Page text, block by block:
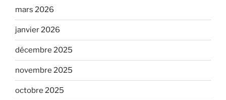
mars 2026
janvier 2026
décembre 2025
novembre 2025
octobre 2025